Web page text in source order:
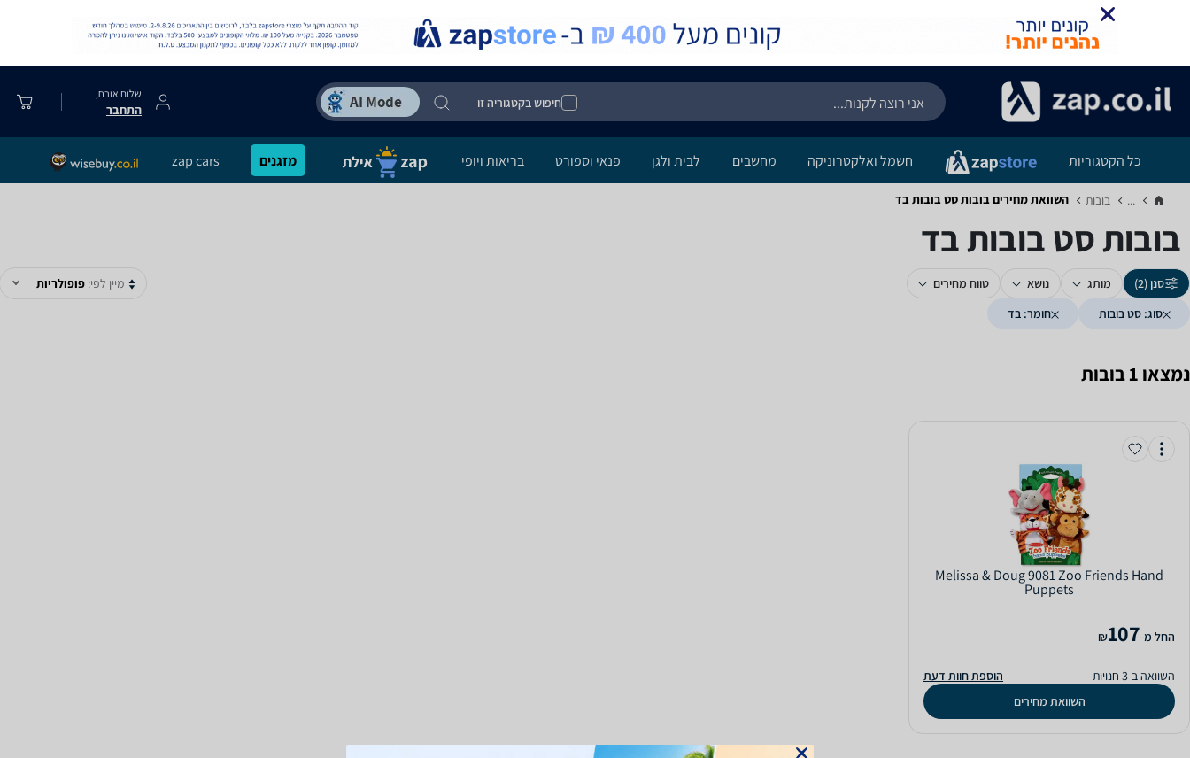
חיפוש בקטגוריה זו
שלום אורח,
התחבר
כל הקטגוריות חשמל ואלקטרוניקה מחשבים לבית ולגן פנאי וספורט בריאות ויופי מזגנים zap cars
... בובות‏ השוואת מחירים בובות ‏סט בובות ‏בד
בובות ‏סט בובות ‏בד
סנן (2) מותג נושא
טווח מחירים
סוג: סט בובות
חומר: בד
מיין לפי: פופולריות
נמצאו 1 בובות
Melissa & Doug 9081 Zoo Friends Hand
Puppets
‫החל מ-107
₪
השוואה ב-3 חנויות
הוספת חוות דעת
השוואת מחירים